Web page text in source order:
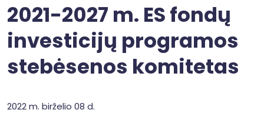
2021-2027 m. ES fondų
investicijų programos
stebėsenos komitetas
2022 m. birželio 08 d.